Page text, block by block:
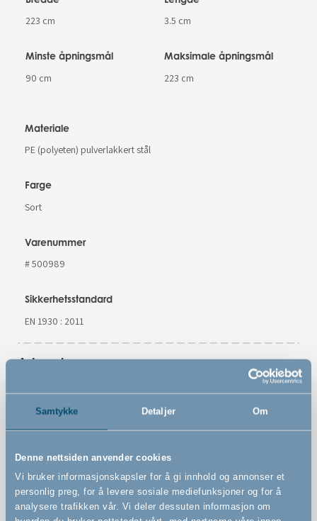
Samtykke Detaljer Om
Denne nettsiden anvender cookies
Vi bruker informasjonskapsler for å gi innhold og annonser et
personlig preg, for å levere sosiale mediefunksjoner og for å
analysere trafikken vår. Vi deler dessuten informasjon om
223 cm 3.5 cm
Minste åpningsmål
90 cm
Maksimale åpningsmål
223 cm
Materiale
PE (polyeten) pulverlakkert stål
Farge
Sort
Varenummer
# 500989
Sikkerhetsstandard
EN 1930 : 2011
Advarsler
Veggmontert sikkerhetsgrind